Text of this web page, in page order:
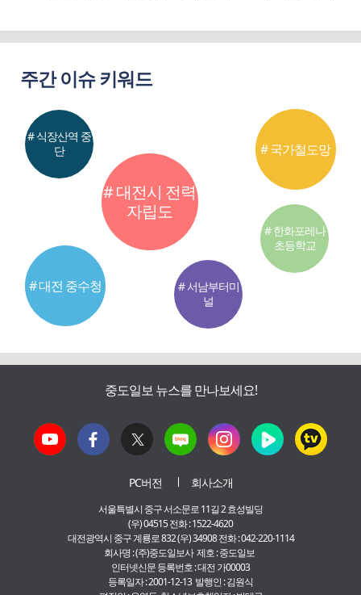
주간 이슈 키워드
# 대전시 전력
자립도
# 대전 중수청
# 국가철도망
# 식장산역 중
단
# 서남부터미
널
# 한화포레나
초등학교
중도일보 뉴스를 만나보세요!
PC버전 회사소개
서울특별시 중구 서소문로 11길 2 효성빌딩
(우) 04515 전화 : 1522-4620
대전광역시 중구 계룡로 832 (우) 34908 전화 : 042-220-1114
회사명 : (주)중도일보사 제호 : 중도일보
인터넷신문 등록번호 : 대전 가00003
등록일자 : 2001-12-13 발행인 : 김원식